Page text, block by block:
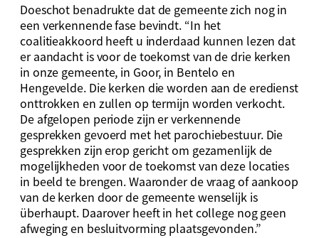
Doeschot benadrukte dat de gemeente zich nog in
een verkennende fase bevindt. “In het
coalitieakkoord heeft u inderdaad kunnen lezen dat
er aandacht is voor de toekomst van de drie kerken
in onze gemeente, in Goor, in Bentelo en
Hengevelde. Die kerken die worden aan de eredienst
onttrokken en zullen op termijn worden verkocht.
De afgelopen periode zijn er verkennende
gesprekken gevoerd met het parochiebestuur. Die
gesprekken zijn erop gericht om gezamenlijk de
mogelijkheden voor de toekomst van deze locaties
in beeld te brengen. Waaronder de vraag of aankoop
van de kerken door de gemeente wenselijk is
überhaupt. Daarover heeft in het college nog geen
afweging en besluitvorming plaatsgevonden.”